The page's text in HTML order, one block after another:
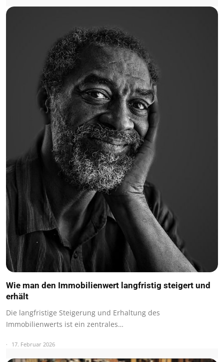
Wie man den Immobilienwert langfristig steigert und
erhält
Die langfristige Steigerung und Erhaltung des
Immobilienwerts ist ein zentrales…
17. Februar 2026